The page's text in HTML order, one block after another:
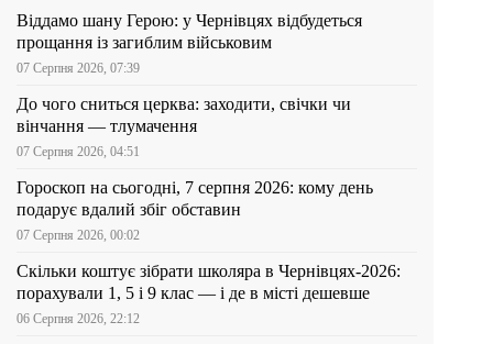
Віддамо шану Герою: у Чернівцях відбудеться
прощання із загиблим військовим
07 Серпня 2026, 07:39
До чого сниться церква: заходити, свічки чи
вінчання — тлумачення
07 Серпня 2026, 04:51
Гороскоп на сьогодні, 7 серпня 2026: кому день
подарує вдалий збіг обставин
07 Серпня 2026, 00:02
Скільки коштує зібрати школяра в Чернівцях-2026:
порахували 1, 5 і 9 клас — і де в місті дешевше
06 Серпня 2026, 22:12